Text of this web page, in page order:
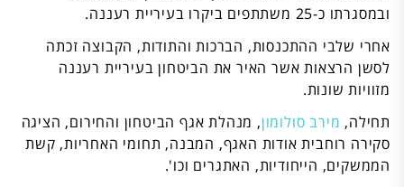
ובמסגרתו כ-25 משתתפים ביקרו בעיריית רעננה.
אחרי שלבי ההתכנסות, הברכות והתודות, הקבוצה זכתה
לסשן הרצאות אשר האיר את הביטחון בעיריית רעננה
מזוויות שונות.
תחילה, מירב סולומון, מנהלת אגף הביטחון והחירום, הציגה
סקירה רוחבית אודות האגף, המבנה, תחומי האחריות, קשת
הממשקים, הייחודיות, האתגרים וכו'.